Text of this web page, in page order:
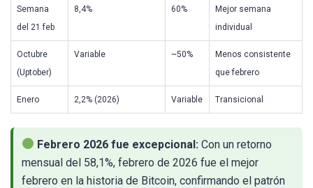
Semana
del 21 feb
8,4% 60%
Mejor semana
individual
Octubre
(Uptober)
Variable ~50%
Menos consistente
que febrero
Enero 2,2% (2026) Variable Transicional
Febrero 2026 fue excepcional: Con un retorno
mensual del 58,1%, febrero de 2026 fue el mejor
febrero en la historia de Bitcoin, confirmando el patrón